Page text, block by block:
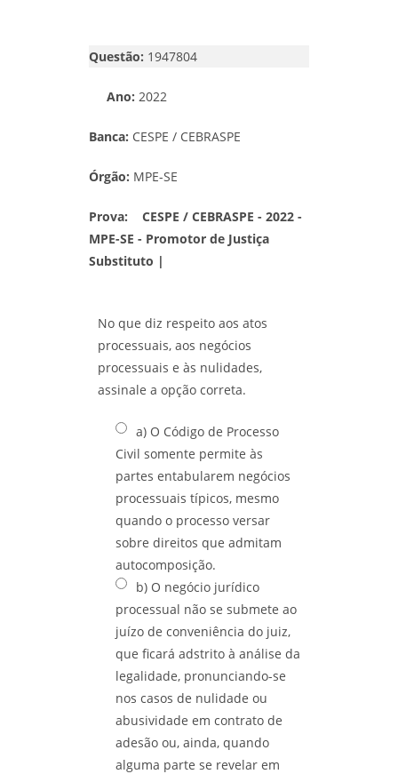
Questão: 1947804
Ano: 2022
Banca: CESPE / CEBRASPE
Órgão: MPE-SE
Prova:
CESPE / CEBRASPE - 2022 -
MPE-SE - Promotor de Justiça
Substituto |
No que diz respeito aos atos
processuais, aos negócios
processuais e às nulidades,
assinale a opção correta.
a) O Código de Processo
Civil somente permite às
partes entabularem negócios
processuais típicos, mesmo
quando o processo versar
sobre direitos que admitam
autocomposição.
b) O negócio jurídico
processual não se submete ao
juízo de conveniência do juiz,
que ficará adstrito à análise da
legalidade, pronunciando-se
nos casos de nulidade ou
abusividade em contrato de
adesão ou, ainda, quando
alguma parte se revelar em